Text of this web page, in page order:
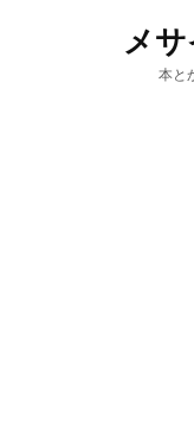
メ
本と